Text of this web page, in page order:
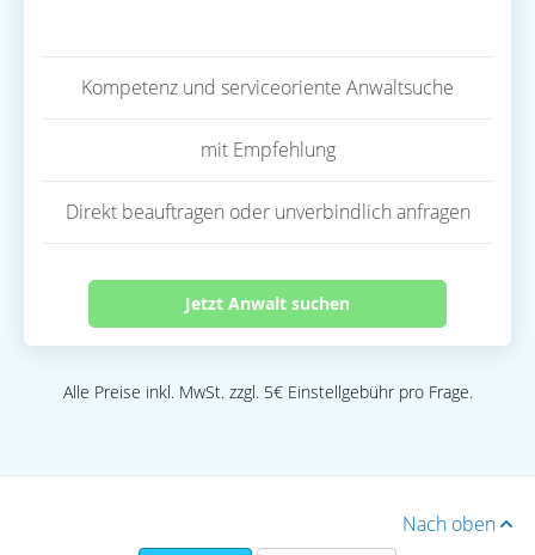
Kompetenz und serviceoriente Anwaltsuche
mit Empfehlung
Direkt beauftragen oder unverbindlich anfragen
Jetzt Anwalt suchen
Alle Preise inkl. MwSt. zzgl. 5€ Einstellgebühr pro Frage.
Nach oben